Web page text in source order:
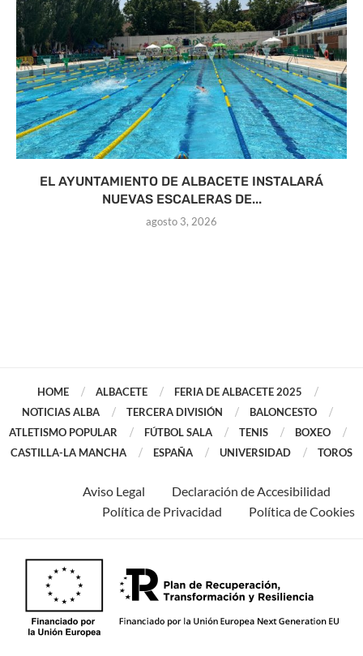
EL AYUNTAMIENTO DE ALBACETE INSTALARÁ
NUEVAS ESCALERAS DE...
agosto 3, 2026
HOME ALBACETE
FERIA DE ALBACETE 2025
NOTICIAS ALBA
TERCERA DIVISIÓN
BALONCESTO
ATLETISMO POPULAR
FÚTBOL SALA TENIS
BOXEO
CASTILLA-LA MANCHA
ESPAÑA UNIVERSIDAD TOROS
Aviso Legal
Declaración de Accesibilidad
Política de Privacidad
Política de Cookies